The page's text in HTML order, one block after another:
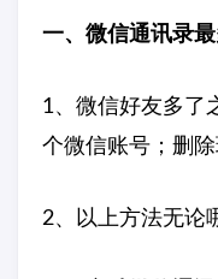
一、微信通讯录
1、微信好友多了
个微信账号；删
2、以上方法无论